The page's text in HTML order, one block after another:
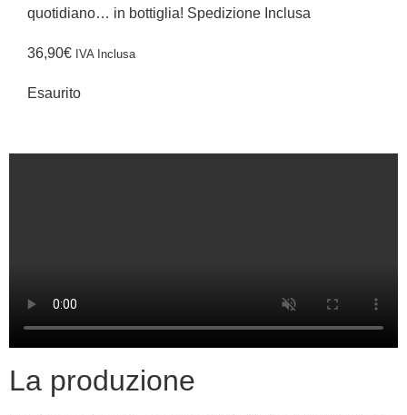
quotidiano… in bottiglia! Spedizione Inclusa
36,90€ IVA Inclusa
Esaurito
La produzione